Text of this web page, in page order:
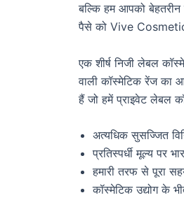
बल्कि हम आपको बेहतरीन
पैसे को Vive
एक शीर्ष निजी लेबल
वाली कॉस्मेटिक रेंज का
हैं जो हमें प्राइवेट लेबल
अत्यधिक सुसज्जित
प्रतिस्पर्धी मूल्य पर
हमारी तरफ से पूरा
कॉस्मेटिक उद्योग के